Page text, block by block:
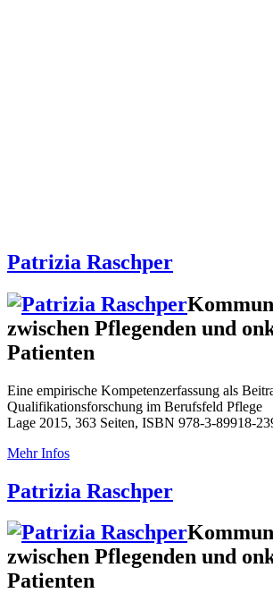
Patrizia Raschper
zwischen Pflegenden und
Patienten
Eine empirische Kompetenzerfassung als
Qualifikationsforschung im Berufsfeld Pflege
Lage 2015, 363 Seiten, ISBN 978-3-89918-
Mehr Infos
Patrizia Raschper
zwischen Pflegenden und
Patienten